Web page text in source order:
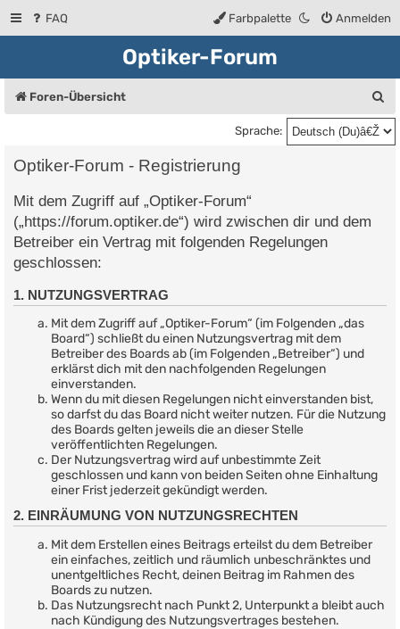
FAQ Anmelden
Farbpalette
Optiker-Forum
Foren-Übersicht
u
c
Sprache:
Optiker-Forum - Registrierung
Mit dem Zugriff auf „Optiker-Forum“
(„https://forum.optiker.de“) wird zwischen dir und dem
Betreiber ein Vertrag mit folgenden Regelungen
geschlossen:
1. NUTZUNGSVERTRAG
Mit dem Zugriff auf „Optiker-Forum“ (im Folgenden „das
Board“) schließt du einen Nutzungsvertrag mit dem
Betreiber des Boards ab (im Folgenden „Betreiber“) und
erklärst dich mit den nachfolgenden Regelungen
einverstanden.
Wenn du mit diesen Regelungen nicht einverstanden bist,
so darfst du das Board nicht weiter nutzen. Für die Nutzung
des Boards gelten jeweils die an dieser Stelle
veröffentlichten Regelungen.
Der Nutzungsvertrag wird auf unbestimmte Zeit
geschlossen und kann von beiden Seiten ohne Einhaltung
einer Frist jederzeit gekündigt werden.
2. EINRÄUMUNG VON NUTZUNGSRECHTEN
Mit dem Erstellen eines Beitrags erteilst du dem Betreiber
ein einfaches, zeitlich und räumlich unbeschränktes und
unentgeltliches Recht, deinen Beitrag im Rahmen des
Boards zu nutzen.
Das Nutzungsrecht nach Punkt 2, Unterpunkt a bleibt auch
nach Kündigung des Nutzungsvertrages bestehen.